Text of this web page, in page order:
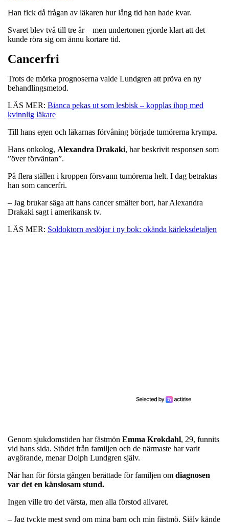
Han fick då frågan av läkaren hur lång tid han hade kvar.
Svaret blev två till tre år – men undertonen gjorde klart att det
kunde röra sig om ännu kortare tid.
Cancerfri
Trots de mörka prognoserna valde Lundgren att pröva en ny
behandlingsmetod.
LÄS MER: Bianca pekas ut som lesbisk – kopplas ihop med
kvinnlig läkare
Till hans egen och läkarnas förvåning började tumörerna krympa.
Hans onkolog, Alexandra Drakaki, har beskrivit responsen som
”över förväntan”.
På flera ställen i kroppen försvann tumörerna helt. I dag betraktas
han som cancerfri.
– Jag brukar säga att hans cancer smälter bort, har Alexandra
Drakaki sagt i amerikansk tv.
LÄS MER: Soldoktorn avslöjar i ny bok: okända kärleksdetaljen
Genom sjukdomstiden har fästmön Emma Krokdahl, 29, funnits
vid hans sida. Stödet från familjen och de närmaste har varit
avgörande, menar Dolph Lundgren själv.
När han för första gången berättade för familjen om diagnosen
var det en känslosam stund.
Ingen ville tro det värsta, men alla förstod allvaret.
– Jag tyckte mest synd om mina barn och min fästmö. Själv kände